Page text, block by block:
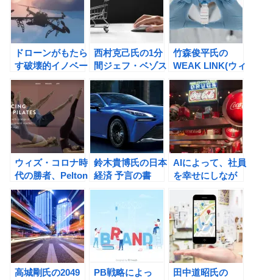
ドローンがもたら
す破壊的イノベー
ションをクリス・
アンダーソンから
学ぶ！
西村克己氏の1分
間ジェフ・ベゾス
Amazon.comを
創った男の77の
原則の書評
竹森俊平氏の
WEAK LINK(ウィ
ーク リンク) コロ
ナが明らかにした
グローバル経済の
悪夢のような脆さ
の書評
ウィズ・コロナ時
代の勝者、Pelton
はなぜ強いのか？
鈴木貴博氏の日本
経済 予言の書
2020年代、不安
方の書評
AIによって、社員
を幸せにしなが
ら、生産性を高め
る方法。
高城剛氏の2049
PB戦略によっ
田中道昭氏の